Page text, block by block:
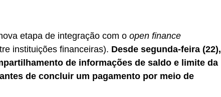
etapa de integração com o open finance
instituições financeiras). Desde segunda-feira (22),
de informações de saldo e limite da
de concluir um pagamento por meio de